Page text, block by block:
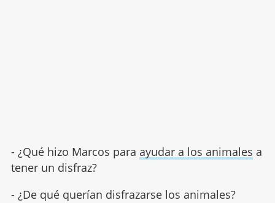
- ¿Qué hizo Marcos para ayudar a los animales a
tener un disfraz?
- ¿De qué querían disfrazarse los animales?